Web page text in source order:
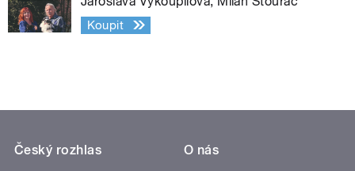
Koupit
Český rozhlas
O nás